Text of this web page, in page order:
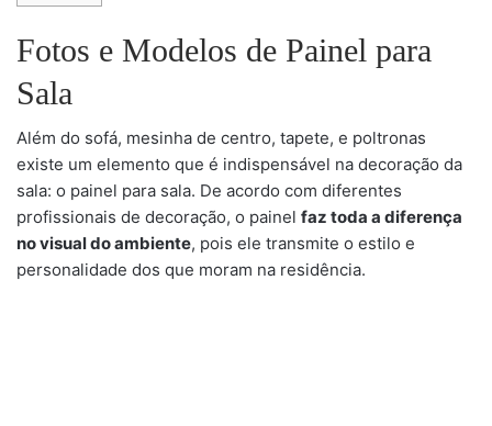
Fotos e Modelos de Painel para
Sala
Além do sofá, mesinha de centro, tapete, e poltronas
existe um elemento que é indispensável na decoração da
sala: o painel para sala. De acordo com diferentes
profissionais de decoração, o painel faz toda a diferença
no visual do ambiente, pois ele transmite o estilo e
personalidade dos que moram na residência.